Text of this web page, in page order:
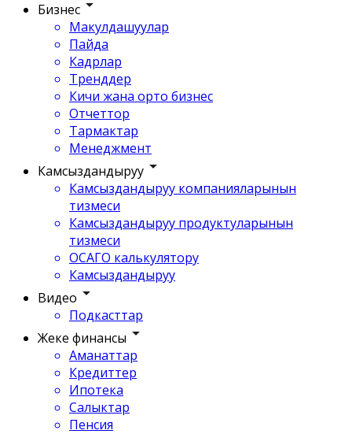
Бизнес
Макулдашуулар
Пайда
Кадрлар
Тренддер
Кичи жана орто бизнес
Отчеттор
Тармактар
Менеджмент
Камсыздандыруу
Камсыздандыруу компанияларынын
тизмеси
Камсыздандыруу продуктуларынын
тизмеси
ОСАГО калькулятору
Камсыздандыруу
Видео
Подкасттар
Жеке финансы
Аманаттар
Кредиттер
Ипотека
Салыктар
Пенсия